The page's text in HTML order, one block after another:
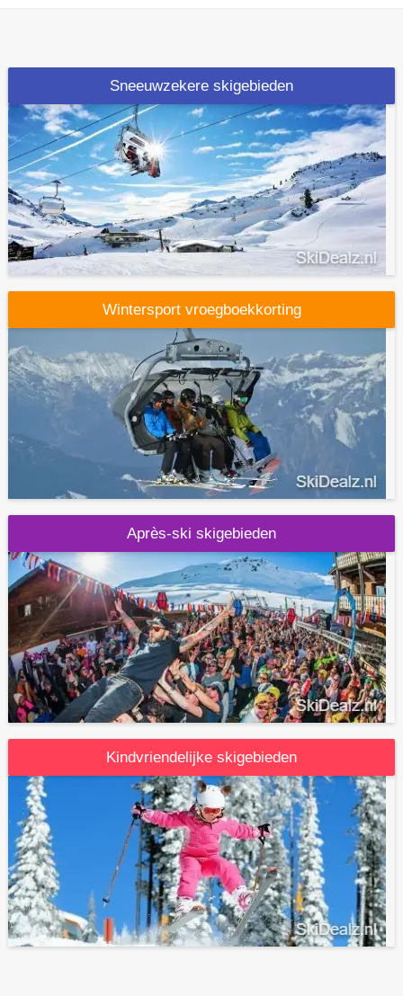
Sneeuwzekere skigebieden
Wintersport vroegboekkorting
Après-ski skigebieden
Kindvriendelijke skigebieden